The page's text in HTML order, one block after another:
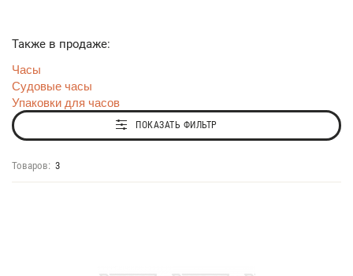
Также в продаже:
Часы
Судовые часы
Упаковки для часов
ПОКАЗАТЬ ФИЛЬТР
Товаров: 3